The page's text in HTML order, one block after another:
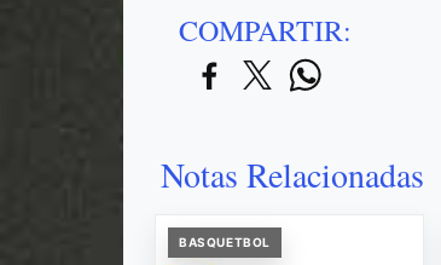
COMPARTIR:
Notas Relacionadas
BASQUETBOL